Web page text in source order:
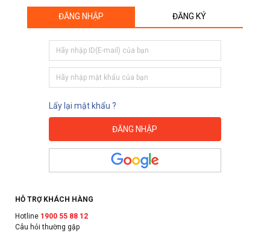
ĐĂNG NHẬP ĐĂNG KÝ
Lấy lại mật khẩu ?
HỖ TRỢ KHÁCH HÀNG
Hotline 1900 55 88 12
Câu hỏi thường gặp